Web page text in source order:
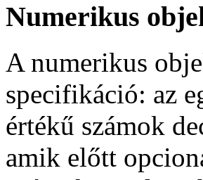
Numerikus
A numerikus
specifikáció: az
értékű számok
amik előtt